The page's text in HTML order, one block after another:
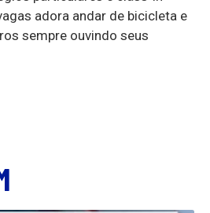
adora andar de bicicleta e
sempre ouvindo seus